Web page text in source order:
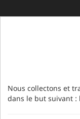
S'abonner à notre
Nous collectons et
dans le but suivant :